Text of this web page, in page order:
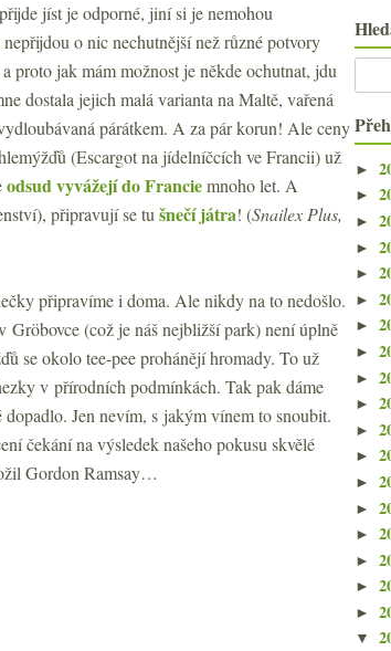
jíst je odporné, jiní si je nemohou
o nic nechutnější než různé potvory
proto jak mám možnost je někde ochutnat, jdu
dostala jejich malá varianta na Maltě, vařená
párátkem. A za pár korun! Ale ceny
(Escargot na jídelníčcích ve Francii) už
odsud vyvážejí do Franciemnoho let. A
připravují se tu šnečí játra! (Snailex Plus,
připravíme i doma. Ale nikdy na to nedošlo.
(což je náš nejbližší park) není úplně
se okolo tee-pee prohánějí hromady. To už
v přírodních podmínkách. Tak pak dáme
Jen nevím, s jakým vínem to snoubit.
čekání na výsledek našeho pokusu skvělé
Gordon Ramsay…
►
►
►
►
►
►
►
►
►
►
►
►
►
►
►
►
►
►
▼